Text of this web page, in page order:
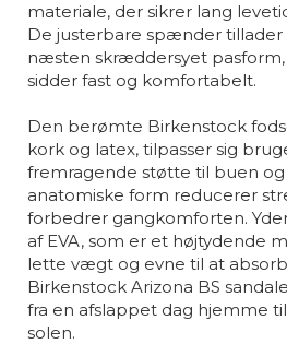
materiale, der sikrer lang
De justerbare spænder
næsten skræddersyet
sidder fast og komfortabelt.
Den berømte Birkenstock
kork og latex, tilpasser sig
fremragende støtte til buen
anatomiske form reducerer
forbedrer gangkomforten.
af EVA, som er et højtydende
lette vægt og evne til at
Birkenstock Arizona BS
fra en afslappet dag hjemme
solen.